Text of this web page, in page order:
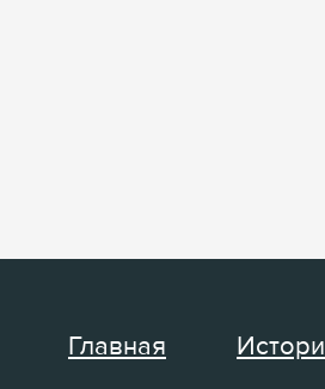
Главная